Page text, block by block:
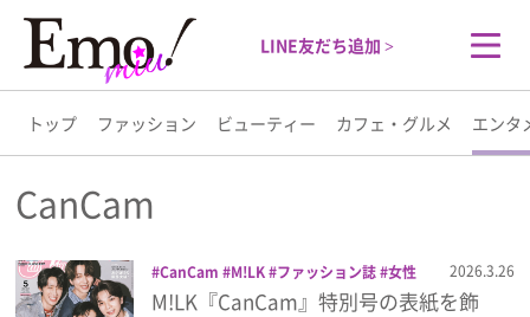
LINE友だち追加 >
トップ ファッション ビューティー カフェ・グルメ エンタ
トップ
ファッション
CanCam
CanCam M!LK ファッション誌 女性
誌 雑誌
2026.3.26
M!LK『CanCam』特別号の表紙を飾